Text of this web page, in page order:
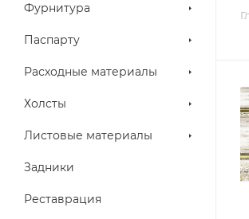
Фурнитура
Паспарту
Расходные материалы
Холсты
Листовые материалы
Задники
Реставрация